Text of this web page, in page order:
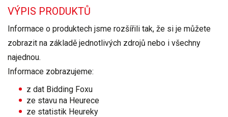
VÝPIS PRODUKTŮ
Informace o produktech jsme rozšířili tak, že si je můžete
zobrazit na základě jednotlivých zdrojů nebo i všechny
najednou.
Informace zobrazujeme:
z dat Bidding Foxu
ze stavu na Heurece
ze statistik Heureky